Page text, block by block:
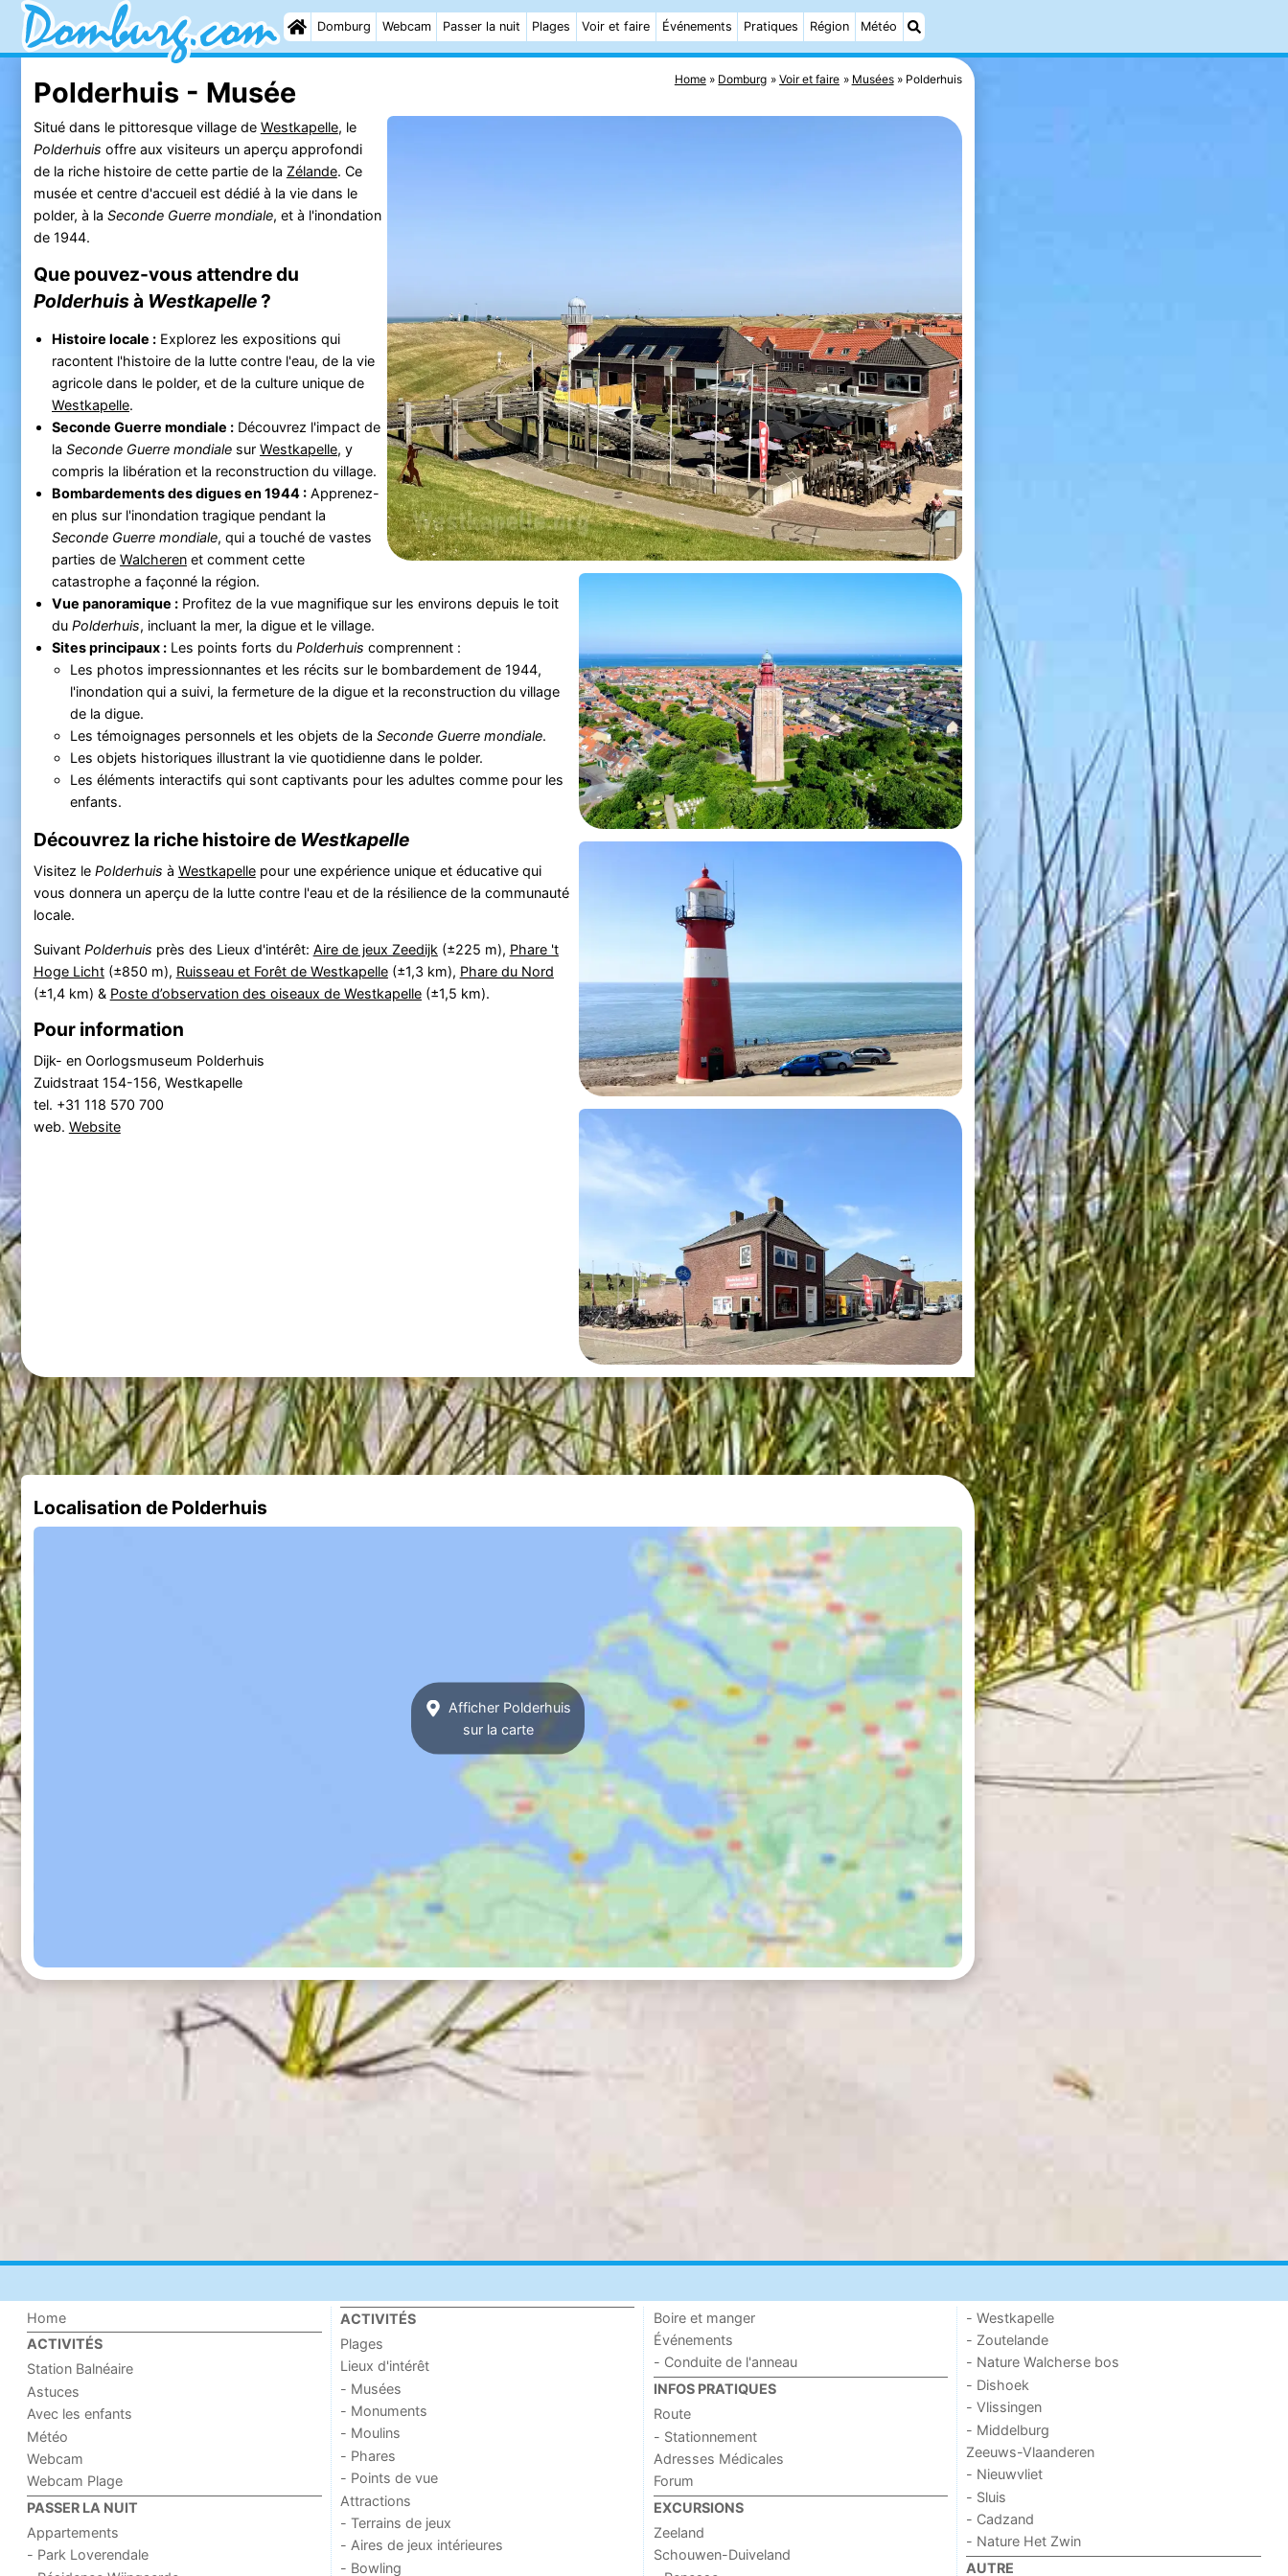
Domburg Webcam Passer la nuit Plages Voir et faire Événements Pratiques Région Météo
Home Domburg Voir et faire Musées Polderhuis
Polderhuis - Musée
Situé dans le pittoresque village de Westkapelle, le
Polderhuis offre aux visiteurs un aperçu approfondi
de la riche histoire de cette partie de la Zélande. Ce
musée et centre d'accueil est dédié à la vie dans le
polder, à la Seconde Guerre mondiale, et à l'inondation
de 1944.
Que pouvez-vous attendre du
Polderhuisà Westkapelle?
Histoire locale :Explorez les expositions qui
racontent l'histoire de la lutte contre l'eau, de la vie
agricole dans le polder, et de la culture unique de
Westkapelle.
Seconde Guerre mondiale :Découvrez l'impact de
la Seconde Guerre mondialesur Westkapelle, y
compris la libération et la reconstruction du village.
Bombardements des digues en 1944 :Apprenez-
en plus sur l'inondation tragique pendant la
Seconde Guerre mondiale, qui a touché de vastes
parties de Walcherenet comment cette
catastrophe a façonné la région.
Vue panoramique :Profitez de la vue magnifique sur les environs depuis le toit
du Polderhuis, incluant la mer, la digue et le village.
Sites principaux :Les points forts du Polderhuis comprennent :
Les photos impressionnantes et les récits sur le bombardement de 1944,
l'inondation qui a suivi, la fermeture de la digue et la reconstruction du village
de la digue.
Les témoignages personnels et les objets de laSeconde Guerre mondiale.
Les objets historiques illustrant la vie quotidienne dans le polder.
Les éléments interactifs qui sont captivants pour les adultes comme pour les
enfants.
Découvrez la riche histoire de Westkapelle
Visitez le Polderhuis à Westkapellepour une expérience unique et éducative qui
vous donnera un aperçu de la lutte contre l'eau et de la résilience de la communauté
locale.
Suivant Polderhuis près des Lieux d'intérêt: Aire de jeux Zeedijk (±225 m), Phare 't
Hoge Licht(±850 m), Ruisseau et Forêt de Westkapelle(±1,3 km), Phare du Nord
(±1,4 km) & Poste d’observation des oiseaux de Westkapelle(±1,5 km).
Pour information
Dijk- en Oorlogsmuseum Polderhuis
Zuidstraat 154-156, Westkapelle
tel. +31 118 570 700
web. Website
Localisation de Polderhuis
Afficher Polderhuis
sur la carte
Home
ACTIVITÉS
Station Balnéaire
Astuces
Avec les enfants
Météo
Webcam
Webcam Plage
PASSER LA NUIT
Appartements
- Park Loverendale
ACTIVITÉS
Plages
Lieux d'intérêt
- Musées
- Monuments
- Moulins
- Phares
- Points de vue
Attractions
- Terrains de jeux
- Aires de jeux intérieures
- Bowling
Boire et manger
Événements
- Conduite de l'anneau
INFOS PRATIQUES
Route
- Stationnement
Adresses Médicales
Forum
EXCURSIONS
Zeeland
Schouwen-Duiveland
- Westkapelle
- Zoutelande
- Nature Walcherse bos
- Dishoek
- Vlissingen
- Middelburg
Zeeuws-Vlaanderen
- Nieuwvliet
- Sluis
- Cadzand
- Nature Het Zwin
AUTRE